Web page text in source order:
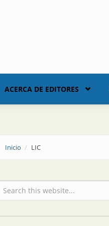
ACERCA DE EDITORES
Inicio LIC
Formulario de búsqueda